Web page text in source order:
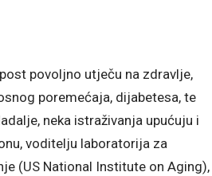
povoljno utječu na zdravlje,
poremećaja, dijabetesa, te
neka istraživanja upućuju i
voditelju laboratorija za
(US National Institute on Aging),